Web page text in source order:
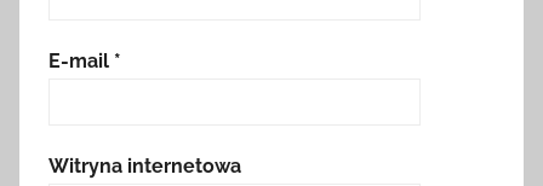
E-mail *
Witryna internetowa